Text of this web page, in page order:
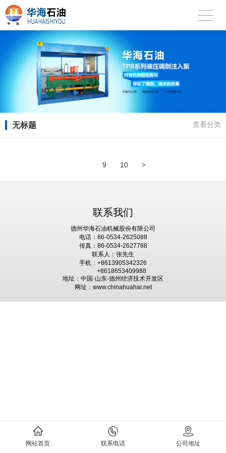
无标题 查看分类
9 10 >
网站首页 联系电话 公司地址
联系我们
德州华海石油机械股份有限公司
电话：86-0534-2625088
传真：86-0534-2627788
联系人：张先生
手机：+8613905342326
+8618653409988
地址：中国·山东·德州经济技术开发区
网址：www.chinahuahai.net